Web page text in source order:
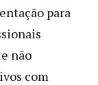
para
não
com